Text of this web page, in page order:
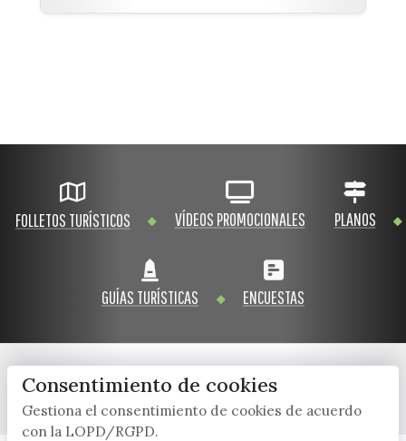
FOLLETOS TURÍSTICOS VÍDEOS PROMOCIONALES PLANOS
GUÍAS TURÍSTICAS ENCUESTAS
x / twitter facebook youtube instagram
Consentimiento de cookies
Gestiona el consentimiento de cookies de acuerdo
con la LOPD/RGPD.